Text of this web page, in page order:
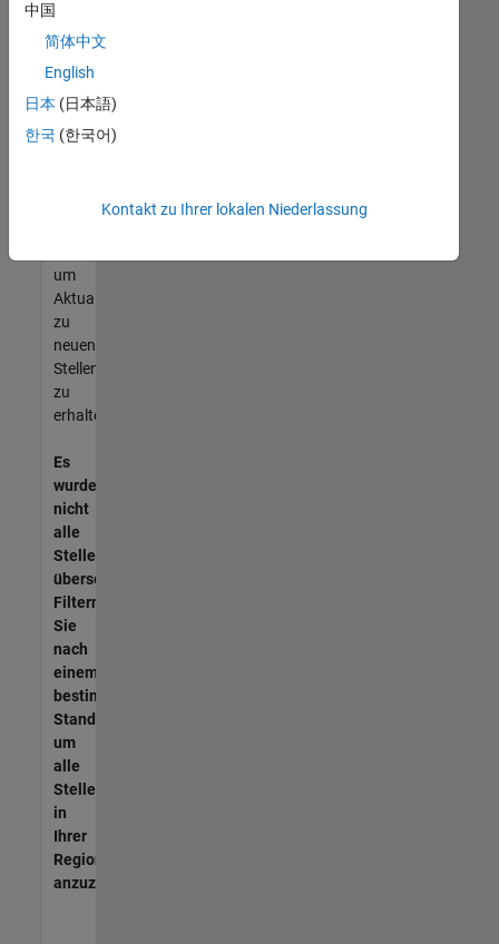
können,
die
Ihren
entsprechen,
werden
unseres
um
Aktualisierungen
zu
neuen
Stellenangeboten
zu
erhalten.
Es
wurden
nicht
alle
Stellen
übersetzt.
Filtern
Sie
nach
einem
bestimmten
Standort,
um
alle
Stellenangebote
in
Ihrer
Region
anzuzeigen.
中国
简体中文
English
日本 (日本語)
한국 (한국어)
Kontakt zu Ihrer lokalen Niederlassung